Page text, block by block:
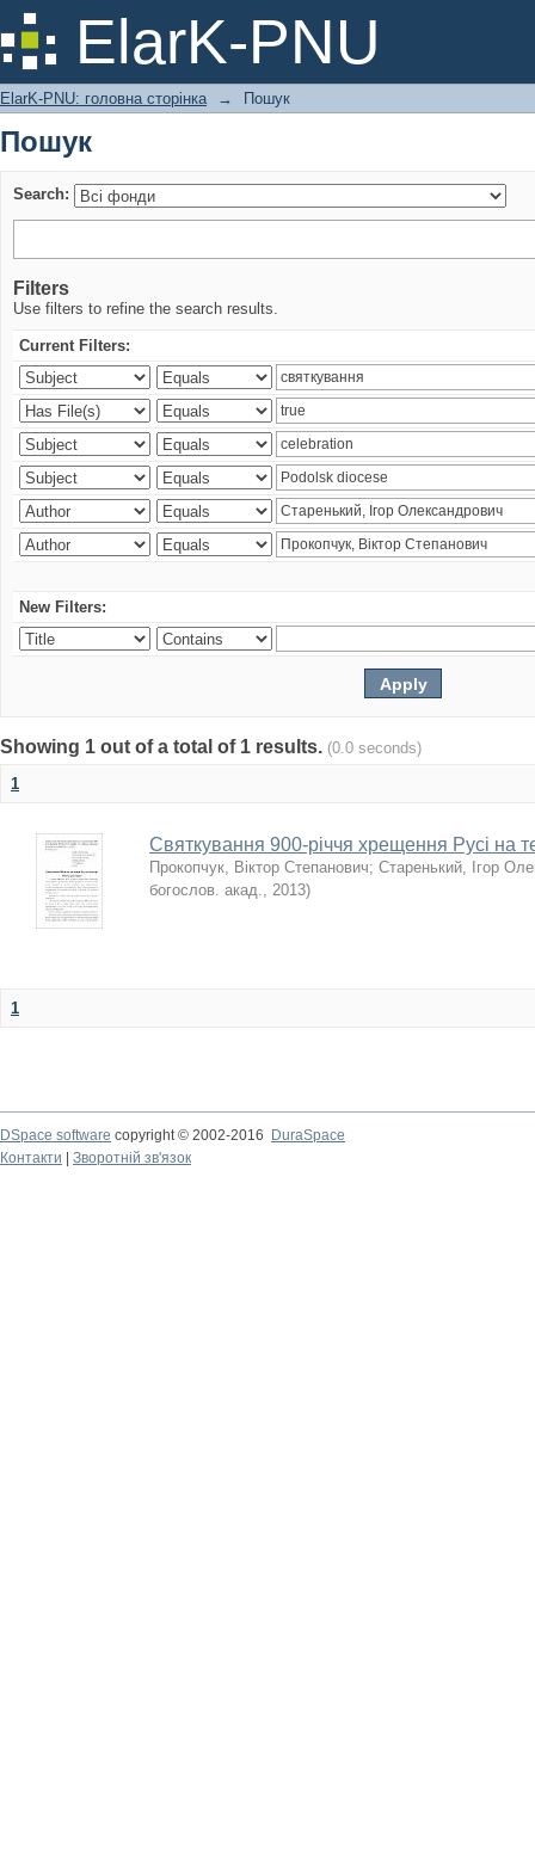
ElarK-PNU
Пошук
ElarK-PNU: головна сторінка → Пошук
Пошук
Search:
Filters
Use filters to refine the search results.
Current Filters:
New Filters:
Showing 1 out of a total of 1 results. (0.0 seconds)
1
Святкування 900-річчя хрещення Русі на
Прокопчук, Віктор Степанович; Старенький, Ігор
богослов. акад., 2013)
1
DSpace software copyright © 2002-2016
DuraSpace
Контакти
Зворотній зв'язок